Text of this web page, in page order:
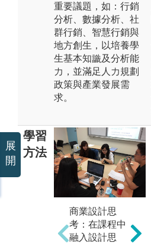
重要議題，如：行銷
分析、數據分析、社
群行銷、智慧行銷與
地方創生，以培養學
生基本知識及分析能
力，並滿足人力規劃
政策與產業發展需
求。
學習
方法
商業設計思
考：在課程中
融入設計思
展
開